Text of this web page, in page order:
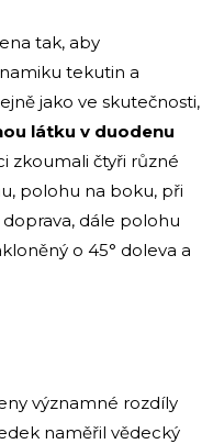
tak, aby
tekutin a
jako ve skutečnosti,
látku v duodenu
zkoumali čtyři různé
polohu na boku, při
dále polohu
o 45° doleva a
významné rozdíly
naměřil vědecký